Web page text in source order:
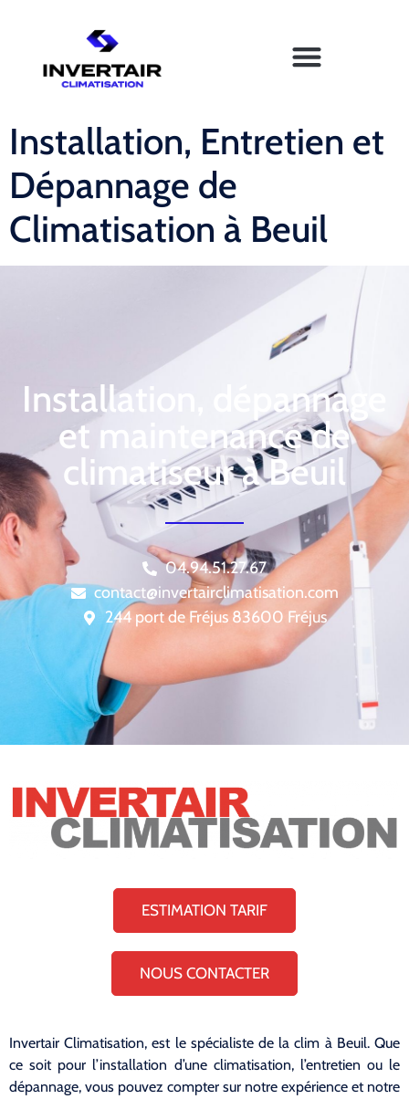
Installation, Entretien et
Dépannage de
Climatisation à Beuil
Installation, dépannage
et maintenance de
climatiseur à Beuil
04.94.51.27.67
contact@invertairclimatisation.com
244 port de Fréjus 83600 Fréjus
ESTIMATION TARIF
NOUS CONTACTER
Invertair Climatisation, est le spécialiste de la clim à Beuil. Que
ce soit pour l’installation d’une climatisation, l’entretien ou le
dépannage, vous pouvez compter sur notre expérience et notre